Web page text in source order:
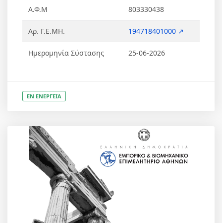
Α.Φ.Μ 803330438
Αρ. Γ.Ε.ΜΗ. 194718401000 ↗
Ημερομηνία Σύστασης 25-06-2026
ΕΝ ΕΝΕΡΓΕΙΑ